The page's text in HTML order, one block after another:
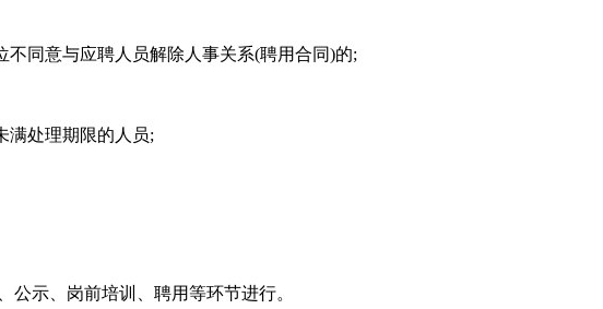
同意与应聘人员解除人事关系(聘用合同)的;
满处理期限的人员;
示、岗前培训、聘用等环节进行。